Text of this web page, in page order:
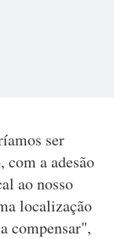
ser
com a adesão
ao nosso
localização
compensar",